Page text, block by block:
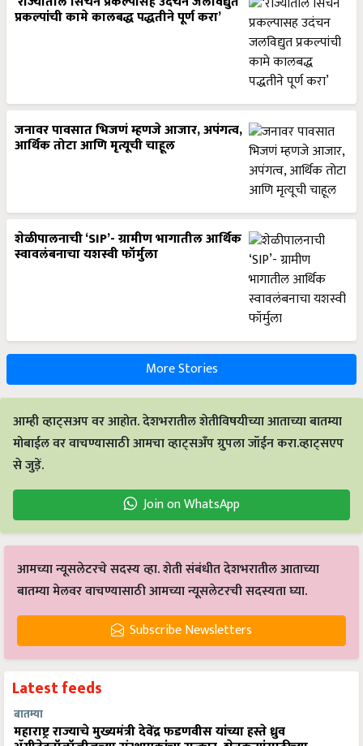
प्रकल्पांची कामे कालबद्ध पद्धतीने पूर्ण करा’
जनावर पावसात भिजणं म्हणजे आजार, अपंगत्व,
आर्थिक तोटा आणि मृत्यूची चाहूल
शेळीपालनाची ‘SIP’- ग्रामीण भागातील आर्थिक
स्वावलंबनाचा यशस्वी फॉर्मुला
More Stories
आम्ही व्हाट्सअप वर आहोत. देशभरातील शेतीविषयीच्या आताच्या बातम्या
मोबाईल वर वाचण्यासाठी आमचा व्हाट्सअँप ग्रुपला जॉईन करा.व्हाट्सएप
से जुड़ें.
Join on WhatsApp
आमच्या न्यूसलेटरचे सदस्य व्हा. शेती संबंधीत देशभरातील आताच्या
बातम्या मेलवर वाचण्यासाठी आमच्या न्यूसलेटरची सदस्यता घ्या.
Subscribe Newsletters
Latest feeds
बातम्या
महाराष्ट्र राज्याचे मुख्यमंत्री देवेंद्र फडणवीस यांच्या हस्ते ध्रुव